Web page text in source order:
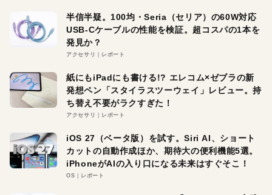
半信半疑。100均・Seria（セリア）の60W対応
USB-Cケーブルの性能を検証。超コスパの1本を
発見か？
アクセサリ レポート
紙にもiPadにも書ける!? エレコム×ゼブラの新
発想ペン「スタイラスツーウェイ」レビュー。持
ち替え不要がラクすぎた！
アクセサリ レポート
iOS 27（ベータ版）を試す。Siri AI、ショート
カットの自動作成ほか、期待大の便利機能5選。
iPhoneがAIの入り口になる未来はすぐそこ！
OS レポート